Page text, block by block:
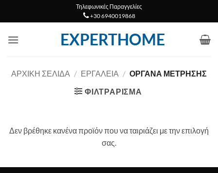
Τηλεφωνικές Παραγγελίες
+30 6940019868
EXPERTHOME
ΑΡΧΙΚΉ ΣΕΛΊΔΑ / ΕΡΓΑΛΕΙΑ / ΌΡΓΑΝΑ ΜΈΤΡΗΣΗΣ
ΦΙΛΤΡΆΡΙΣΜΑ
Δεν βρέθηκε κανένα προϊόν που να ταιριάζει με την επιλογή
σας.